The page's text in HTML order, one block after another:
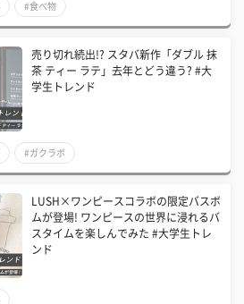
#食べ物
売り切れ続出!? スタバ新作「ダブル 抹
茶 ティー ラテ」去年とどう違う? #大
学生トレンド
#ガクラボ
LUSH×ワンピースコラボの限定バスボ
ムが登場! ワンピースの世界に浸れるバ
スタイムを楽しんでみた #大学生トレ
ンド